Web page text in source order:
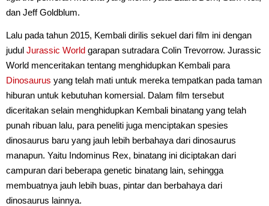
dan Jeff Goldblum.
Lalu pada tahun 2015, Kembali dirilis sekuel dari film ini dengan
judul Jurassic World garapan sutradara Colin Trevorrow. Jurassic
World menceritakan tentang menghidupkan Kembali para
Dinosaurus yang telah mati untuk mereka tempatkan pada taman
hiburan untuk kebutuhan komersial. Dalam film tersebut
diceritakan selain menghidupkan Kembali binatang yang telah
punah ribuan lalu, para peneliti juga menciptakan spesies
dinosaurus baru yang jauh lebih berbahaya dari dinosaurus
manapun. Yaitu Indominus Rex, binatang ini diciptakan dari
campuran dari beberapa genetic binatang lain, sehingga
membuatnya jauh lebih buas, pintar dan berbahaya dari
dinosaurus lainnya.